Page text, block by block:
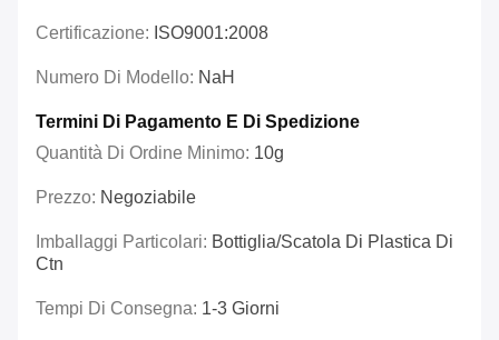
Certificazione: ISO9001:2008
Numero Di Modello: NaH
Termini Di Pagamento E Di Spedizione
Quantità Di Ordine Minimo: 10g
Prezzo: Negoziabile
Imballaggi Particolari: Bottiglia/scatola Di Plastica Di
Ctn
Tempi Di Consegna: 1-3 Giorni